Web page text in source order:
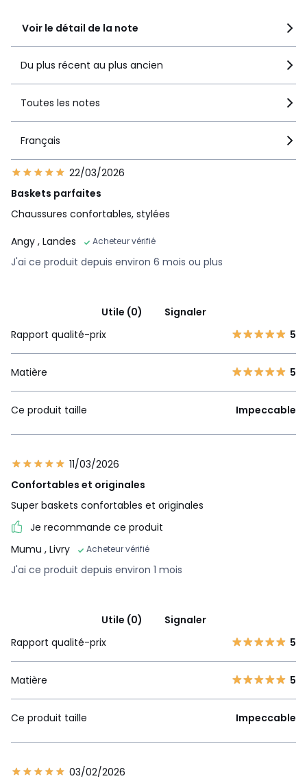
Voir le détail de la note
Du plus récent au plus ancien
Toutes les notes
Français
22/03/2026
Baskets parfaites
Chaussures confortables, stylées
Angy , Landes Acheteur vérifié
J'ai ce produit depuis environ 6 mois ou plus
Utile (0)
Signaler
Rapport qualité-prix
5
Matière 5
Ce produit taille Impeccable
11/03/2026
Confortables et originales
Super baskets confortables et originales
Je recommande ce produit
Mumu , Livry Acheteur vérifié
J'ai ce produit depuis environ 1 mois
Utile (0)
Signaler
Rapport qualité-prix
5
Matière 5
Ce produit taille Impeccable
03/02/2026